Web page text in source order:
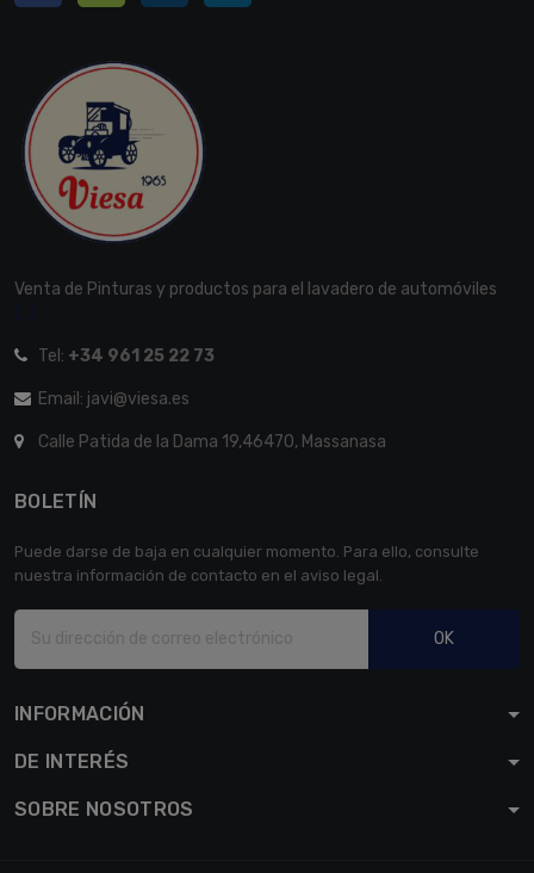
Venta de Pinturas y productos para el lavadero de automóviles
Tel: +34 961 25 22 73
Email: javi@viesa.es
Calle Patida de la Dama 19,46470, Massanasa
BOLETÍN
Puede darse de baja en cualquier momento. Para ello, consulte
nuestra información de contacto en el aviso legal.
OK
INFORMACIÓN
DE INTERÉS
SOBRE NOSOTROS